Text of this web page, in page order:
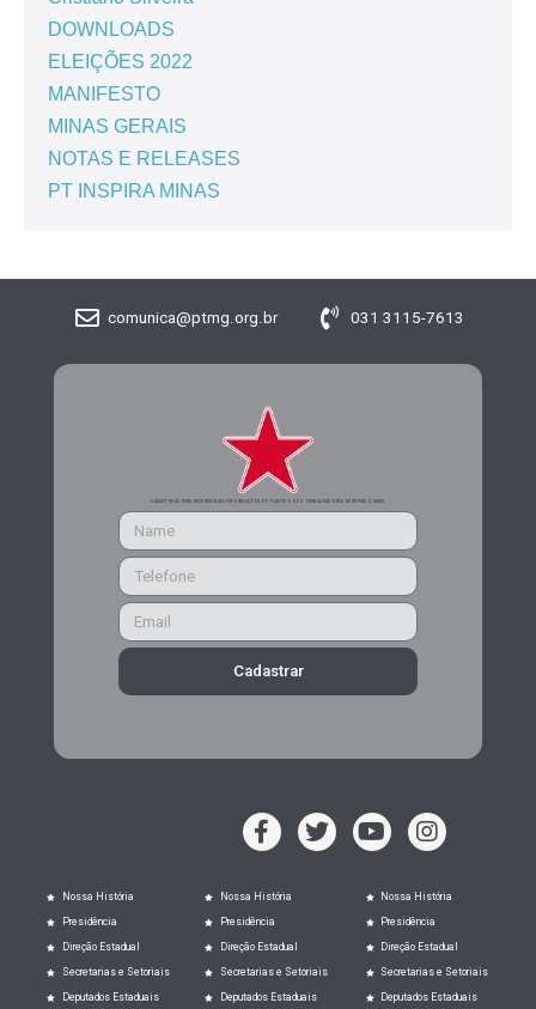
DOWNLOADS
ELEIÇÕES 2022
MANIFESTO
MINAS GERAIS
NOTAS E RELEASES
PT INSPIRA MINAS
comunica@ptmg.org.br 031 3115-7613
CADASTRE-SE PARA RECEBER MAIS INFORMAÇÕES DO PARTIDO DOS TRABALHADORES DE MINAS GERAIS
Cadastrar
Nossa História
Presidência
Direção Estadual
Secretarias e Setoriais
Deputados Estaduais
Nossa História
Presidência
Direção Estadual
Secretarias e Setoriais
Deputados Estaduais
Nossa História
Presidência
Direção Estadual
Secretarias e Setoriais
Deputados Estaduais